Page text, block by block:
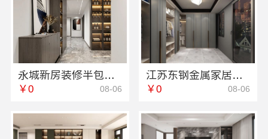
永城新房装修半包河南璟臻环保建材有限公司透明报价省心
￥0 08-06
江苏东钢金属家居：轻奢极简踢脚线不锈钢材质
￥0 08-06